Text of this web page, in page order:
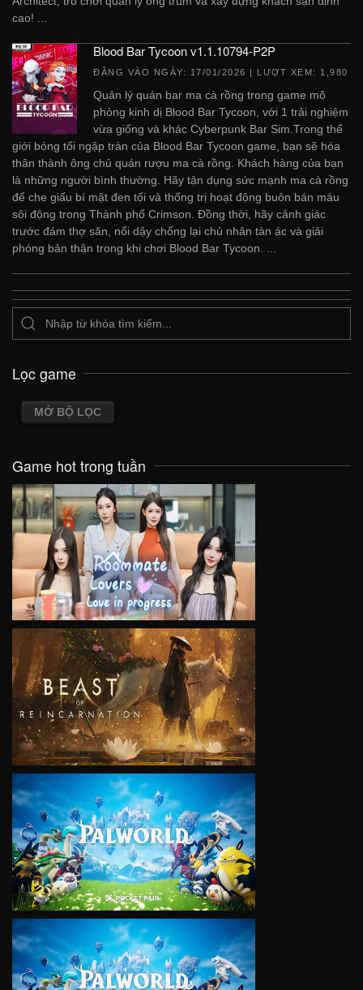
cao! ...
Blood Bar Tycoon v1.1.10794-P2P
ĐĂNG VÀO NGÀY: 17/01/2026 | LƯỢT XEM: 1,980
Quản lý quán bar ma cà rồng trong game mô
phỏng kinh dị Blood Bar Tycoon, với 1 trải nghiệm
vừa giống và khác Cyberpunk Bar Sim.Trong thế
giới bóng tối ngập tràn của Blood Bar Tycoon game, bạn sẽ hóa
thân thành ông chủ quán rượu ma cà rồng. Khách hàng của bạn
là những người bình thường. Hãy tận dụng sức mạnh ma cà rồng
để che giấu bí mật đen tối và thống trị hoạt động buôn bán máu
sôi động trong Thành phố Crimson. Đồng thời, hãy cảnh giác
trước đám thợ săn, nổi dậy chống lại chủ nhân tàn ác và giải
phóng bản thân trong khi chơi Blood Bar Tycoon. ...
Lọc game
MỞ BỘ LỌC
Game hot trong tuần
VIEW
VIEW
VIEW
VIEW